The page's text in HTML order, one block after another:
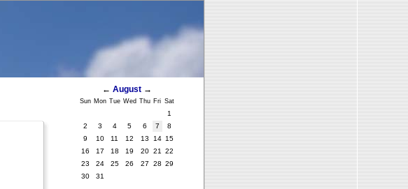
← August→
Sun Mon Tue Wed Thu Fri Sat
1
2
3 4 5 6 7
8
9
10 11 12 13 14 15
16
17 18 19 20 21
22
23
24 25 26 27 28 29
30
31